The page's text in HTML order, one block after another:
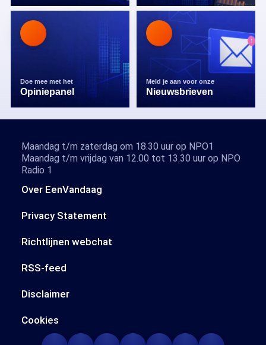
Doe mee met het
Opiniepanel
Meld je aan voor onze
Nieuwsbrieven
Over EenVandaag
Privacy Statement
Richtlijnen webchat
RSS-feed
Disclaimer
Cookies
Maandag t/m zaterdag om 18.30 uur op NPO1
Maandag t/m vrijdag van 12.00 tot 13.30 uur op NPO
Radio 1